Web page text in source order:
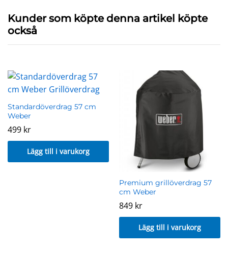
Kunder som köpte denna artikel köpte
också
Standardöverdrag 57 cm
Weber
499 kr
Lägg till i varukorg
Premium grillöverdrag 57
cm Weber
849 kr
Lägg till i varukorg